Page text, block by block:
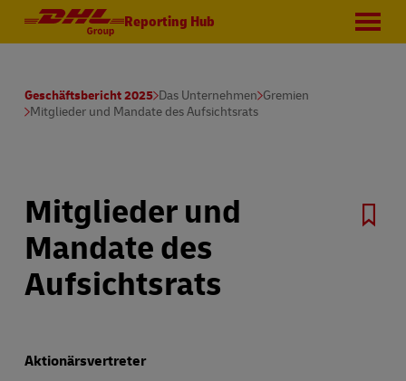
Reporting Hub
Geschäftsbericht 2025 Das Unternehmen Gremien
Mitglieder und Mandate des Aufsichtsrats
Mitglieder und
Mandate des
Aufsichtsrats
Aktionärsvertreter